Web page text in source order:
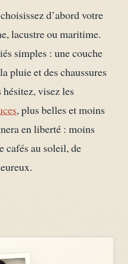
d’abord votre
lacustre ou maritime.
simples : une couche
pluie et des chaussures
visez les
, plus belles et moins
en liberté : moins
cafés au soleil, de